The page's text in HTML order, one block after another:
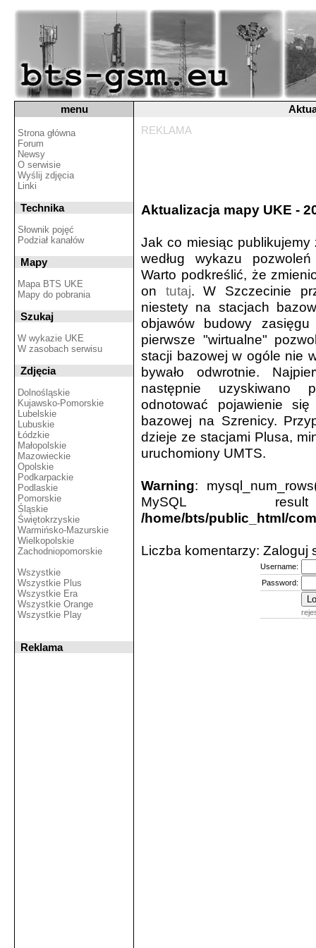
REKLAMA
Aktualizacja mapy UKE -
Jak co miesiąc
według wykazu
Warto podkreślić, że
on tutaj. W Szczecinie
niestety na stacjach
objawów budowy
pierwsze "wirtualne"
stacji bazowej w ogóle nie
bywało odwrotnie.
następnie uzyskiwano
odnotować pojawienie
bazowej na Szrenicy.
dzieje ze stacjami Plusa,
uruchomiony UMTS.
Warning:
MySQL
/home/bts/public_html/
Liczba komentarzy: Zaloguj
Username:
Password:
menu
Strona główna
Forum
Newsy
O serwisie
Wyślij zdjęcia
Linki
Technika
Słownik pojęć
Podział kanałów
Mapy
Mapa BTS UKE
Mapy do pobrania
Szukaj
W wykazie UKE
W zasobach serwisu
Zdjęcia
Dolnośląskie
Kujawsko-Pomorskie
Lubelskie
Lubuskie
Łódzkie
Małopolskie
Mazowieckie
Opolskie
Podkarpackie
Podlaskie
Pomorskie
Śląskie
Świętokrzyskie
Warmińsko-Mazurskie
Wielkopolskie
Zachodniopomorskie
Wszystkie
Wszystkie Plus
Wszystkie Era
Wszystkie Orange
Wszystkie Play
Reklama